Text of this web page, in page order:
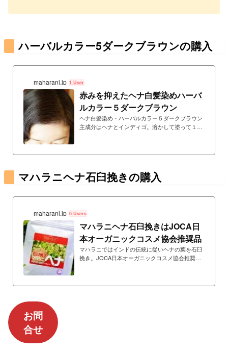
ハーバルカラー5ダークブラウンの購入
maharani.jp 1 User
赤みを抑えたヘナ白髪染めハーバ
ルカラー５ダークブラウン
ヘナ白髪染め・ハーバルカラー５ダークブラウン
主成分はヘナとインディゴ。溶かして塗って１時
マハラニヘナ石臼挽きの購入
maharani.jp 6 Users
マハラニヘナ石臼挽きはJOCA日
本オーガニックコスメ協会推奨品
マハラニではインドの伝統に従いヘナの葉を石臼
挽き。JOCA日本オーガニックコスメ協会推奨
お問
合せ